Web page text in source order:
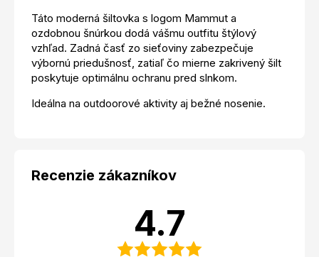
Táto moderná šiltovka s logom Mammut a
ozdobnou šnúrkou dodá vášmu outfitu štýlový
vzhľad. Zadná časť zo sieťoviny zabezpečuje
výbornú priedušnosť, zatiaľ čo mierne zakrivený šilt
poskytuje optimálnu ochranu pred slnkom.
Ideálna na outdoorové aktivity aj bežné nosenie.
Recenzie zákazníkov
4.7